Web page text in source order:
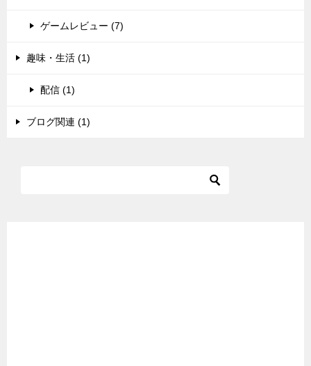
ゲームレビュー (7)
趣味・生活 (1)
配信 (1)
ブログ関連 (1)